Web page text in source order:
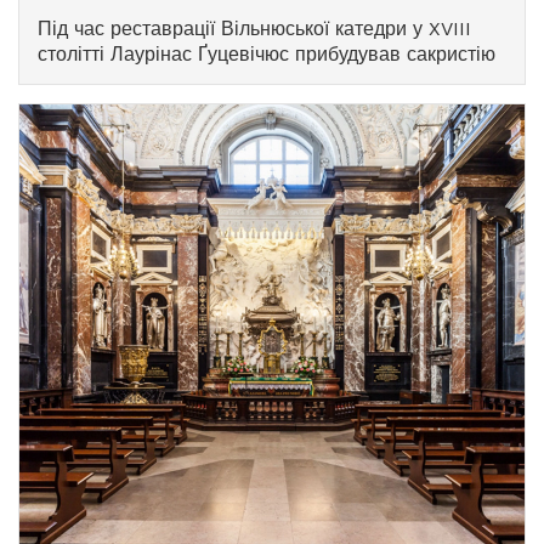
а в її основу вписані символи чотирьох
євангелістів.
Під час реставрації Вільнюської катедри у XVIII
столітті Лаурінас Ґуцевічюс прибудував сакристію
з її північного боку, зовнішня структура якої є
симетричною каплиці святого Казимира. Сакристія
призначена для підготовки до літургійних відправ:
у ній зберігаються літургійні шати, посуд і книги, а
також це особливе місце для молитви й
зосередження священника перед звершенням
обрядів.